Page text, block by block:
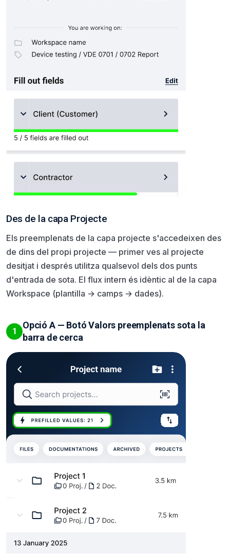
Des de la capa Projecte
Els preemplenats de la capa projecte s'accedeixen des
de dins del propi projecte — primer ves al projecte
desitjat i després utilitza qualsevol dels dos punts
d'entrada de sota. El flux intern és idèntic al de la capa
Workspace (plantilla → camps → dades).
1
Opció A — Botó Valors preemplenats sota la
barra de cerca